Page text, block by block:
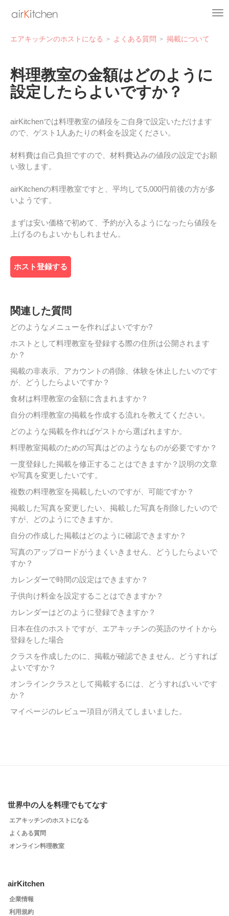
エアキッチンのホストになる よくある質問 掲載について
料理教室の金額はどのように
設定したらよいですか？
airKitchenでは料理教室の値段をご自身で設定いただけます
ので、ゲスト1人あたりの料金を設定ください。
材料費は自己負担ですので、材料費込みの値段の設定でお願
い致します。
airKitchenの料理教室ですと、平均して5,000円前後の方が多
いようです。
まずは安い価格で初めて、予約が入るようになったら値段を
上げるのもよいかもしれません。
ホスト登録する
関連した質問
どのようなメニューを作ればよいですか?
ホストとして料理教室を登録する際の住所は公開されます
か？
掲載の非表示、アカウントの削除、体験を休止したいのです
が、どうしたらよいですか？
食材は料理教室の金額に含まれますか？
自分の料理教室の掲載を作成する流れを教えてください。
どのような掲載を作ればゲストから選ばれますか。
料理教室掲載のための写真はどのようなものが必要ですか？
一度登録した掲載を修正することはできますか？説明の文章
や写真を変更したいです。
複数の料理教室を掲載したいのですが、可能ですか？
掲載した写真を変更したい、掲載した写真を削除したいので
すが、どのようにできますか。
自分の作成した掲載はどのように確認できますか？
写真のアップロードがうまくいきません、どうしたらよいで
すか？
カレンダーで時間の設定はできますか？
子供向け料金を設定することはできますか？
カレンダーはどのように登録できますか？
日本在住のホストですが、エアキッチンの英語のサイトから
登録をした場合
クラスを作成したのに、掲載が確認できません。どうすれば
よいですか？
オンラインクラスとして掲載するには、どうすればいいです
か？
マイページのレビュー項目が消えてしまいました。
世界中の人を料理でもてなす
エアキッチンのホストになる
よくある質問
オンライン料理教室
airKitchen
企業情報
利用規約